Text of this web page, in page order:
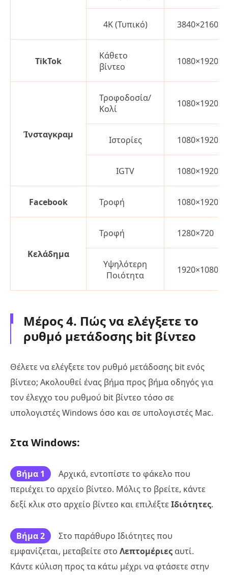
4K (Τυπικό) 3840×2160
TikTok
Κάθετο
βίντεο
1080×1920
Ίνσταγκραμ
Τροφοδοσία/
Κολί
1080×1920
Ιστορίες 1080×1920
IGTV 1080×1920
Facebook Τροφή 1080×1920
Κελάδημα
Τροφή 1280×720
Υψηλότερη
Ποιότητα
1920×1080
Μέρος 4. Πώς να ελέγξετε το
ρυθμό μετάδοσης bit βίντεο
Θέλετε να ελέγξετε τον ρυθμό μετάδοσης bit ενός
βίντεο; Ακολουθεί ένας βήμα προς βήμα οδηγός για
τον έλεγχο του ρυθμού bit βίντεο τόσο σε
υπολογιστές Windows όσο και σε υπολογιστές Mac.
Στα Windows:
Βήμα 1
Αρχικά, εντοπίστε το φάκελο που
περιέχει το αρχείο βίντεο. Μόλις το βρείτε, κάντε
δεξί κλικ στο αρχείο βίντεο και επιλέξτε Ιδιότητες.
Βήμα 2
Στο παράθυρο Ιδιότητες που
εμφανίζεται, μεταβείτε στο Λεπτομέριες αυτί.
Κάντε κύλιση προς τα κάτω μέχρι να φτάσετε στην